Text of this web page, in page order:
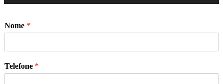
Nome *
Telefone *